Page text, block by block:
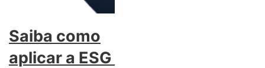
Saiba como
aplicar a ESG e